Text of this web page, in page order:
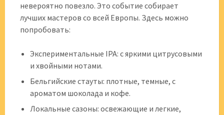
невероятно повезло. Это событие собирает
лучших мастеров со всей Европы. Здесь можно
попробовать:
Экспериментальные IPA: с яркими цитрусовыми
и хвойными нотами.
Бельгийские стауты: плотные, темные, с
ароматом шоколада и кофе.
Локальные сазоны: освежающие и легкие,